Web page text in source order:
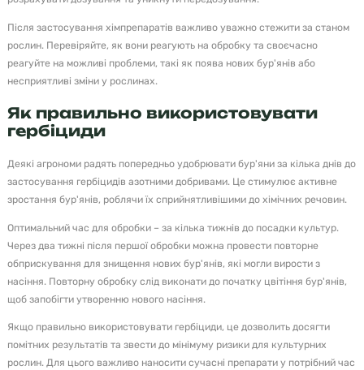
Після застосування хімпрепаратів важливо уважно стежити за станом
рослин. Перевіряйте, як вони реагують на обробку та своєчасно
реагуйте на можливі проблеми, такі як поява нових бур'янів або
несприятливі зміни у рослинах.
Як правильно використовувати
гербіциди
Деякі агрономи радять попередньо удобрювати бур'яни за кілька днів до
застосування гербіцидів азотними добривами. Це стимулює активне
зростання бур'янів, роблячи їх сприйнятливішими до хімічних речовин.
Оптимальний час для обробки – за кілька тижнів до посадки культур.
Через два тижні після першої обробки можна провести повторне
обприскування для знищення нових бур'янів, які могли вирости з
насіння. Повторну обробку слід виконати до початку цвітіння бур'янів,
щоб запобігти утворенню нового насіння.
Якщо правильно використовувати гербіциди, це дозволить досягти
помітних результатів та звести до мінімуму ризики для культурних
рослин. Для цього важливо наносити сучасні препарати у потрібний час